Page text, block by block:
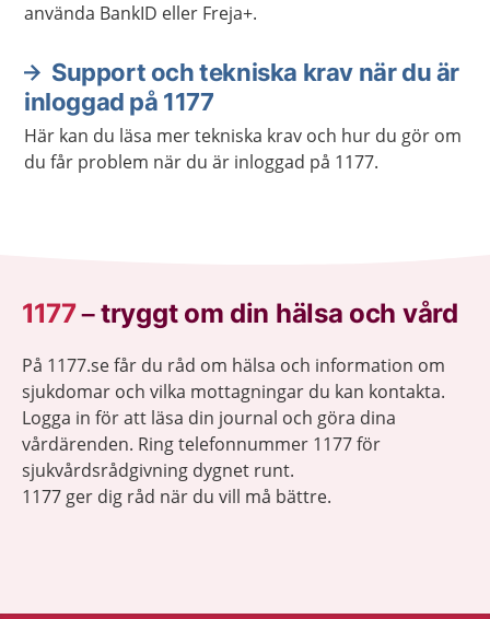
använda BankID eller Freja+.
Support och tekniska krav när du är
inloggad på 1177
Här kan du läsa mer tekniska krav och hur du gör om
du får problem när du är inloggad på 1177.
1177–tryggt om din hälsa och vård
På 1177.se får du råd om hälsa och information om
sjukdomar och vilka mottagningar du kan kontakta.
Logga in för att läsa din journal och göra dina
vårdärenden. Ring telefonnummer 1177 för
sjukvårdsrådgivning dygnet runt.
1177 ger dig råd när du vill må bättre.